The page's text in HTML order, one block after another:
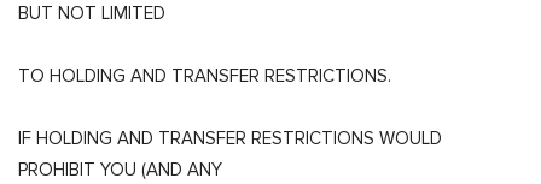
BUT NOT LIMITED
TO HOLDING AND TRANSFER RESTRICTIONS.
IF HOLDING AND TRANSFER RESTRICTIONS WOULD
PROHIBIT YOU (AND ANY